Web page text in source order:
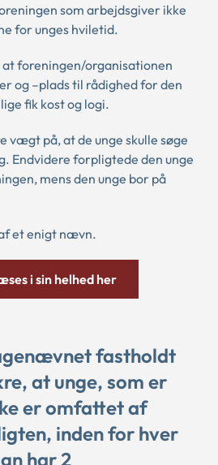
som arbejdsgiver ikke
for unges hviletid.
foreningen/organisationen
og –plads til rådighed for den
fik kost og logi.
vægt på, at de unge skulle søge
Endvidere forpligtede den unge
mens den unge bor på
et enigt nævn.
i sin helhed her
fastholdt
at unge, som er
er omfattet af
inden for hver
har 2